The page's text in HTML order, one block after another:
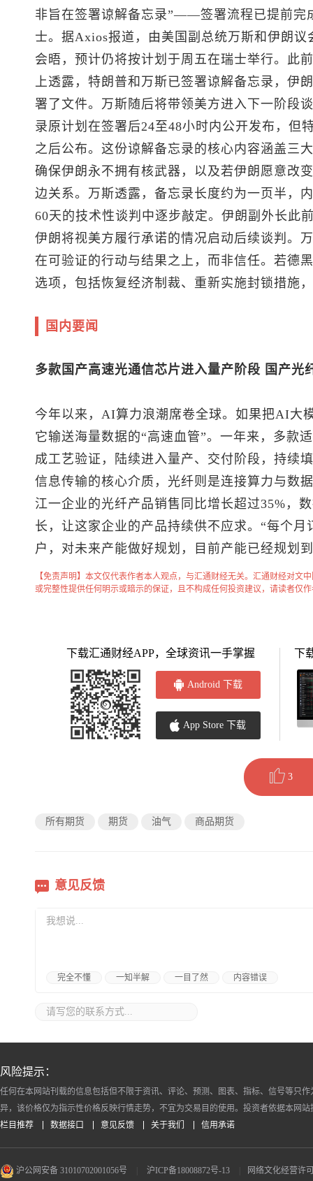
非旨在签署谅解备忘录”——签署流程已提前完
士。据Axios报道，由美国副总统万斯和伊朗
会晤，预计仍将按计划于周五在瑞士举行。此
上透露，特朗普和万斯已签署谅解备忘录，伊
署了文件。万斯随后将带领美方进入下一阶段
录原计划在签署后24至48小时内公开发布，但
之后公布。这份谅解备忘录的核心内容涵盖三
确保伊朗永不拥有核武器，以及若伊朗愿意改
边关系。万斯透露，备忘录长度约为一页半，
60天的技术性谈判中逐步敲定。伊朗副外长此
伊朗将视美方履行承诺的情况启动后续谈判。
在可验证的行动与结果之上，而非信任。若德
选项，包括恢复经济制裁、重新实施封锁措施
国内要闻
多款国产高速光通信芯片进入量产阶段 国产光
今年以来，AI算力浪潮席卷全球。如果把AI大
它输送海量数据的“高速血管”。一年来，多款
成工艺验证，陆续进入量产、交付阶段，持续
信息传输的核心介质，光纤则是连接算力与数
江一企业的光纤产品销售同比增长超过35%，
长，让这家企业的产品持续供不应求。“每个
户，对未来产能做好规划，目前产能已经规划
【免责声明】本文仅代表作者本人观点，与汇通财经无关。汇通财经对文
或完整性提供任何明示或暗示的保证，且不构成任何投资建议，请读者仅
下载汇通财经APP，全球资讯一手掌握
Android 下载
App Store 下载
下
3
所有期货 期货 油气 商品期货
意见反馈
完全不懂 一知半解 一目了然 内容错误
风险提示：
任何在本网站刊载的信息包括但不限于资讯、评论、预测、图表、指标、信号等只
异，该价格仅为指示性价格反映行情走势，不宜为交易目的使用。投资者依据本网
栏目推荐
数据接口 意见反馈 关于我们 信用承诺
沪公网安备 31010702001056号 沪ICP备18008872号-13 网络文化经营许